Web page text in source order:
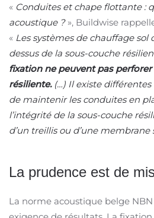
« Conduites et chape flottante :
acoustique ? », Buildwise
« Les systèmes de chauffage
dessus de la sous-couche
fixation ne peuvent pas
résiliente.(…) Il existe
de maintenir les conduites en
l’intégrité de la sous-couche
d’un treillis ou d’une membrane
La prudence est de
La norme acoustique belge